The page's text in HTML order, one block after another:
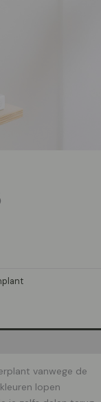
vanwege de
lopen